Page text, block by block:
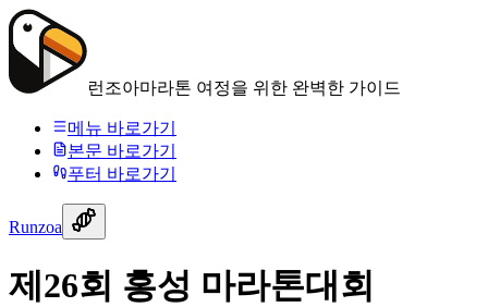
런조아마라톤 여정을 위한 완벽한 가이드
메뉴 바로가기
본문 바로가기
푸터 바로가기
Runzoa
제26회 홍성 마라톤대회